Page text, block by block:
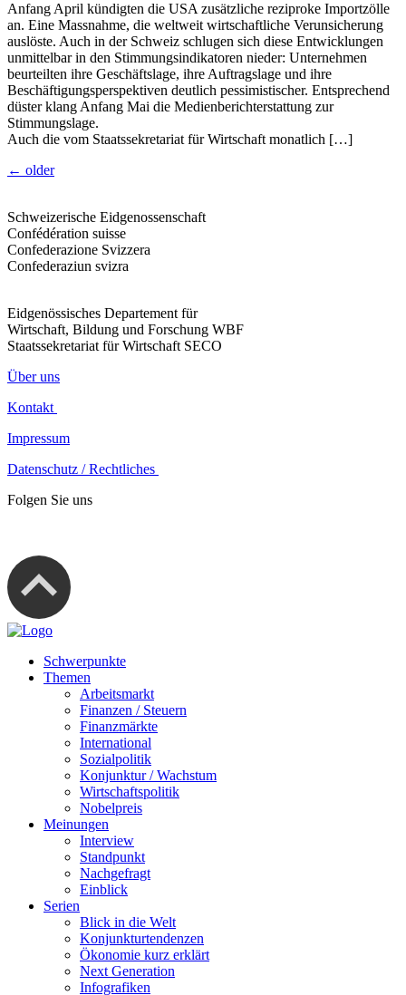
Anfang April kündigten die USA zusätzliche reziproke Importzölle
an. Eine Massnahme, die weltweit wirtschaftliche Verunsicherung
auslöste. Auch in der Schweiz schlugen sich diese Entwicklungen
unmittelbar in den Stimmungsindikatoren nieder: Unternehmen
beurteilten ihre Geschäftslage, ihre Auftragslage und ihre
Beschäftigungsperspektiven deutlich pessimistischer. Entsprechend
düster klang Anfang Mai die Medienberichterstattung zur
Stimmungslage.
Auch die vom Staatssekretariat für Wirtschaft monatlich […]
← older
Schweizerische Eidgenossenschaft
Confédération suisse
Confederazione Svizzera
Confederaziun svizra
Eidgenössisches Departement für
Wirtschaft, Bildung und Forschung WBF
Staatssekretariat für Wirtschaft SECO
Über uns
Kontakt
Impressum
Datenschutz / Rechtliches
Folgen Sie uns
Schwerpunkte
Themen
Arbeitsmarkt
Finanzen / Steuern
Finanzmärkte
International
Sozialpolitik
Konjunktur / Wachstum
Wirtschaftspolitik
Nobelpreis
Meinungen
Interview
Standpunkt
Nachgefragt
Einblick
Serien
Blick in die Welt
Konjunkturtendenzen
Ökonomie kurz erklärt
Next Generation
Infografiken